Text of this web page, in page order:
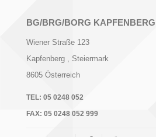
BG/BRG/BORG KAPFENBERG
Wiener Straße 123
Kapfenberg , Steiermark
8605 Österreich
TEL: 05 0248 052
FAX: 05 0248 052 999